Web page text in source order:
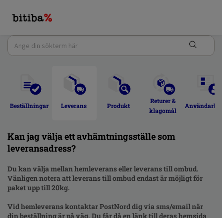
Beställningar Leverans Produkt
Returer &
klagomål
Kan jag välja ett avhämtningsställe som
leveransadress?
Du kan välja mellan hemleverans eller leverans till ombud.
Vänligen notera att leverans till ombud endast är möjligt för
paket upp till 20kg.
Vid hemleverans kontaktarPostNorddig via sms/email när
din beställning är på väg. Du får då en länk till deras hemsida